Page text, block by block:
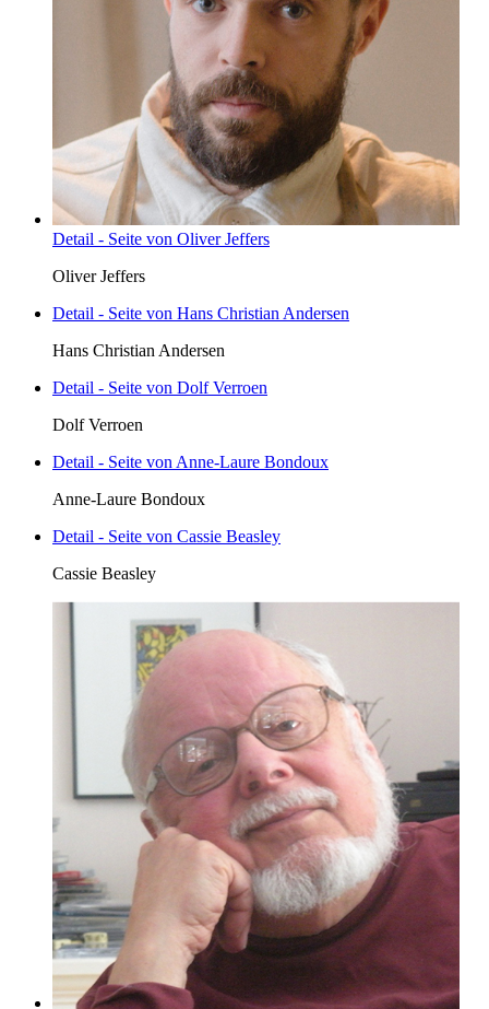
Detail - Seite von Oliver Jeffers
Oliver Jeffers
Detail - Seite von Hans Christian Andersen
Hans Christian Andersen
Detail - Seite von Dolf Verroen
Dolf Verroen
Detail - Seite von Anne-Laure Bondoux
Anne-Laure Bondoux
Detail - Seite von Cassie Beasley
Cassie Beasley